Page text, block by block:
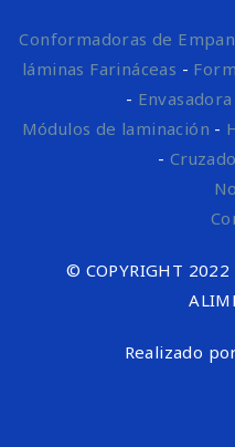
Conformadoras de
láminas Farináceas -
-
Módulos de laminación -
-
© COPYRIGHT 2022
Realizado